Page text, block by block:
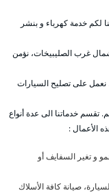
لكم خدمة كهرباء و بنشر
غرب الصليبيخات، نؤمن
نعمل على تصليح السيارات
تقسم خدماتنا الى عدة أنواع
الأعمال :
و تغير السفايف أو
صيانة كافة الأسلاك